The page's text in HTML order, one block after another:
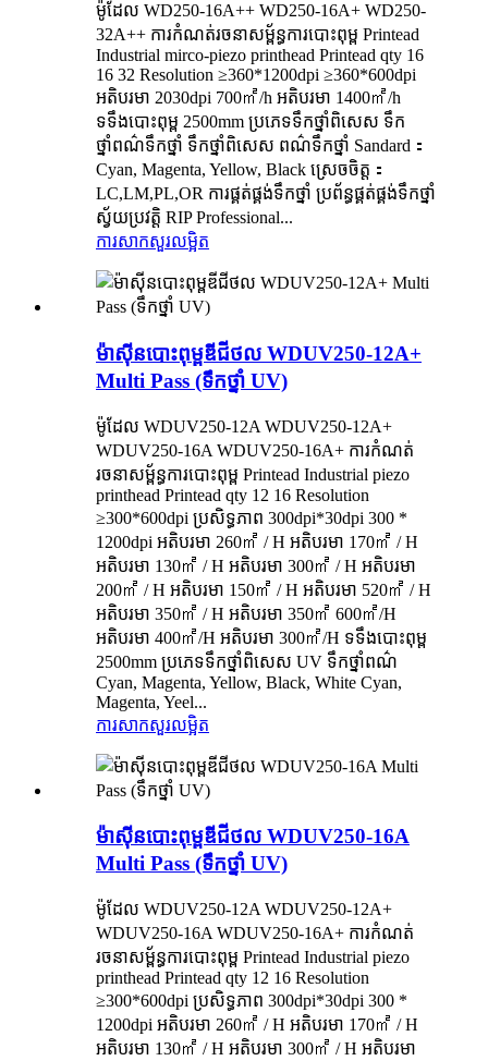
ម៉ូដែល WD250-16A++ WD250-16A+ WD250-
32A++ ការកំណត់រចនាសម្ព័ន្ធការបោះពុម្ព Printead
Industrial mirco-piezo printhead Printead qty 16
16 32 Resolution ≥360*1200dpi ≥360*600dpi
អតិបរមា 2030dpi 700㎡/h អតិបរមា 1400㎡/h
ទទឹងបោះពុម្ព 2500mm ប្រភេទទឹកថ្នាំពិសេស ទឹក
ថ្នាំពណ៌ទឹកថ្នាំ ទឹកថ្នាំពិសេស ពណ៌ទឹកថ្នាំ Sandard：
Cyan, Magenta, Yellow, Black ស្រេចចិត្ត：
LC,LM,PL,OR ការផ្គត់ផ្គង់ទឹកថ្នាំ ប្រព័ន្ធផ្គត់ផ្គង់ទឹកថ្នាំ
ស្វ័យប្រវត្តិ RIP Professional...
ការសាកសួរលម្អិត
ម៉ាស៊ីនបោះពុម្ពឌីជីថល WDUV250-12A+
Multi Pass (ទឹកថ្នាំ UV)
ម៉ូដែល WDUV250-12A WDUV250-12A+
WDUV250-16A WDUV250-16A+ ការកំណត់
រចនាសម្ព័ន្ធការបោះពុម្ព Printead Industrial piezo
printhead Printead qty 12 16 Resolution
≥300*600dpi ប្រសិទ្ធភាព 300dpi*30dpi 300 *
1200dpi អតិបរមា 260㎡ / H អតិបរមា 170㎡ / H
អតិបរមា 130㎡ / H អតិបរមា 300㎡ / H អតិបរមា
200㎡ / H អតិបរមា 150㎡ / H អតិបរមា 520㎡ / H
អតិបរមា 350㎡ / H អតិបរមា 350㎡ 600㎡/H
អតិបរមា 400㎡/H អតិបរមា 300㎡/H ទទឹងបោះពុម្ព
2500mm ប្រភេទទឹកថ្នាំពិសេស UV ទឹកថ្នាំពណ៌
Cyan, Magenta, Yellow, Black, White Cyan,
Magenta, Yeel...
ការសាកសួរលម្អិត
ម៉ាស៊ីនបោះពុម្ពឌីជីថល WDUV250-16A
Multi Pass (ទឹកថ្នាំ UV)
ម៉ូដែល WDUV250-12A WDUV250-12A+
WDUV250-16A WDUV250-16A+ ការកំណត់
រចនាសម្ព័ន្ធការបោះពុម្ព Printead Industrial piezo
printhead Printead qty 12 16 Resolution
≥300*600dpi ប្រសិទ្ធភាព 300dpi*30dpi 300 *
1200dpi អតិបរមា 260㎡ / H អតិបរមា 170㎡ / H
អតិបរមា 130㎡ / H អតិបរមា 300㎡ / H អតិបរមា